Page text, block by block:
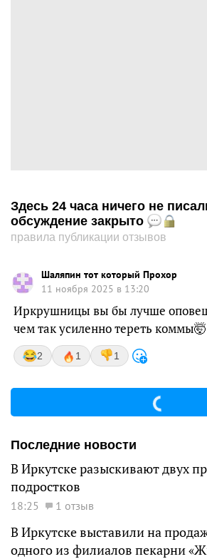
Здесь 24 часа ничего не
обсуждение закрыто
правила публикации отзывов
Шаляпин тот который Прохор
11 ноября 2025 в 13:20
Иркрушницы вы бы лучше
чем так усиленно тереть коммы🤯
2 1 1
Последние новости
В Иркутске разыскивают двух
подростков
18:25 1 отзыв
В Иркутске выставили на
одного из филиалов пекарни